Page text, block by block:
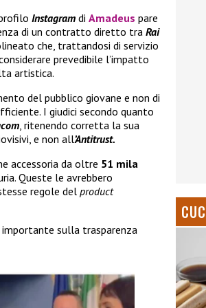
Instagram di Amadeus pare
di un contratto diretto tra Rai
che, trattandosi di servizio
prevedibile l’impatto
artistica.
del pubblico giovane e non di
I giudici secondo quanto
, ritenendo corretta la sua
e non all’Antitrust.
accessoria da oltre 51 mila
Queste le avrebbero
regole del product
sulla trasparenza